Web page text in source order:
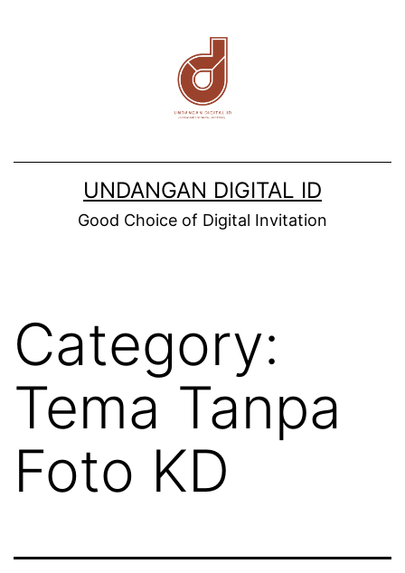
UNDANGAN DIGITAL ID
Good Choice of Digital Invitation
Category:
Tema Tanpa
Foto KD